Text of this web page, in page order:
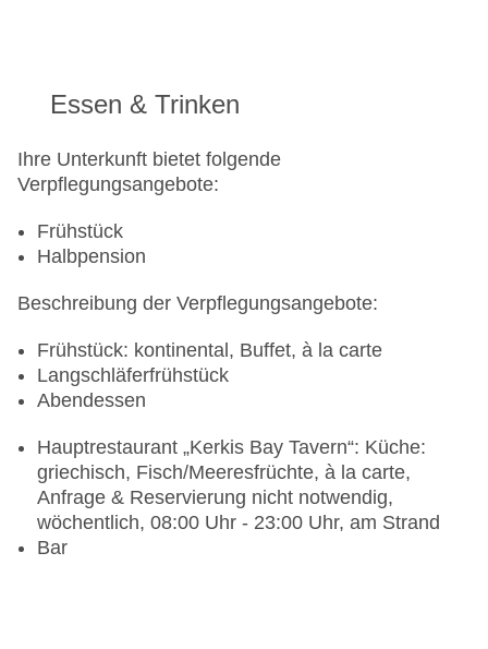
Essen & Trinken
Ihre Unterkunft bietet folgende
Verpflegungsangebote:
Frühstück
Halbpension
Beschreibung der Verpflegungsangebote:
Frühstück: kontinental, Buffet, à la carte
Langschläferfrühstück
Abendessen
Hauptrestaurant „Kerkis Bay Tavern“: Küche:
griechisch, Fisch/Meeresfrüchte, à la carte,
Anfrage & Reservierung nicht notwendig,
wöchentlich, 08:00 Uhr - 23:00 Uhr, am Strand
Bar